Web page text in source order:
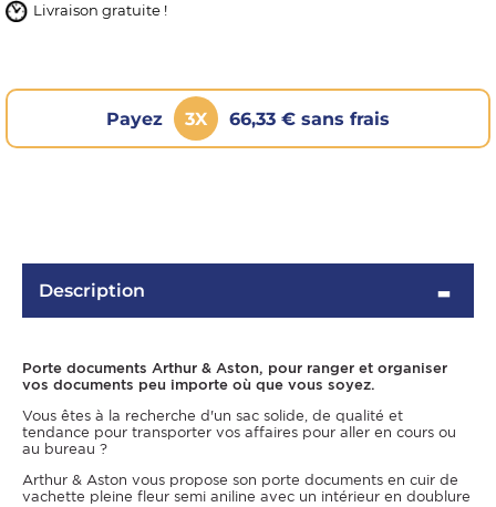
Livraison gratuite !
Payez 3X 66,33 € sans frais
Description
Porte documents Arthur & Aston, pour ranger et organiser
vos documents peu importe où que vous soyez.
Vous êtes à la recherche d'un sac solide, de qualité et
tendance pour transporter vos affaires pour aller en cours ou
au bureau ?
Arthur & Aston vous propose son porte documents en cuir de
vachette pleine fleur semi aniline avec un intérieur en doublure